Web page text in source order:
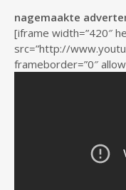
nagemaakte
[iframe width=”420″
src=”http://
frameborder=”0″